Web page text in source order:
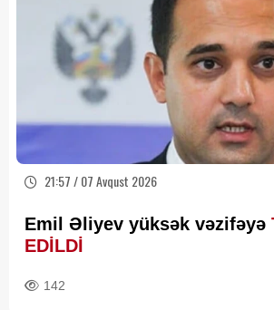
21:57 / 07 Avqust 2026
Emil Əliyev yüksək vəzifəyə
EDİLDİ
142